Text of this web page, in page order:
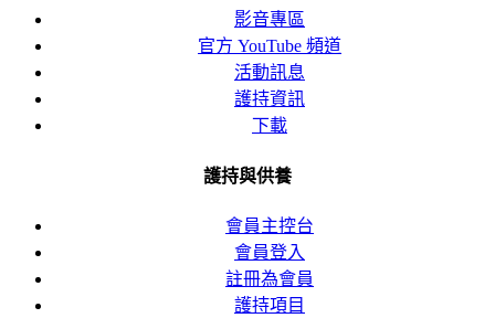
影音專區
官方 YouTube 頻道
活動訊息
護持資訊
下載
護持與供養
會員主控台
會員登入
註冊為會員
護持項目